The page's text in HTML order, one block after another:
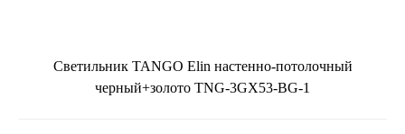
Светильник TANGO Elin настенно-потолочный
черный+золото TNG-3GX53-BG-1